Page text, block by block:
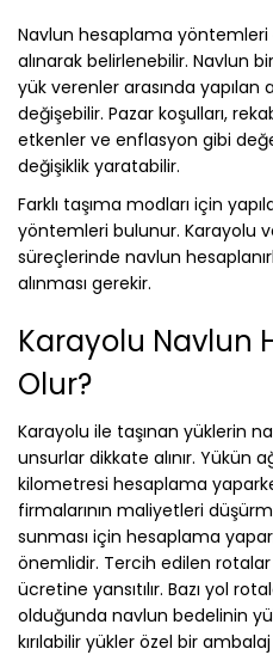
Navlun hesaplama yöntemleri
alınarak belirlenebilir. Navlun
yük verenler arasında yapılan
değişebilir. Pazar koşulları,
etkenler ve enflasyon gibi
değişiklik yaratabilir.
Farklı taşıma modları için
yöntemleri bulunur. Karayolu
süreçlerinde navlun
alınması gerekir.
Karayolu Navlun
Olur?
Karayolu ile taşınan yüklerin
unsurlar dikkate alınır. Yükün
kilometresi hesaplama
firmalarının maliyetleri
sunması için hesaplama
önemlidir. Tercih edilen
ücretine yansıtılır. Bazı yol
olduğunda navlun bedelinin
kırılabilir yükler özel bir